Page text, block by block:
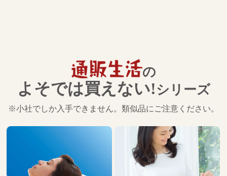
の
よそでは買えない!シリーズ
※小社でしか入手できません。類似品にご注意ください。